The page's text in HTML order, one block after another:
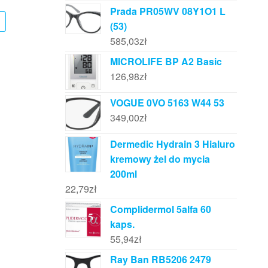
Prada PR05WV 08Y1O1 L
(53)
585,03zł
MICROLIFE BP A2 Basic
126,98zł
VOGUE 0VO 5163 W44 53
349,00zł
Dermedic Hydrain 3 Hialuro
kremowy żel do mycia
200ml
22,79zł
Complidermol 5alfa 60
kaps.
55,94zł
Ray Ban RB5206 2479